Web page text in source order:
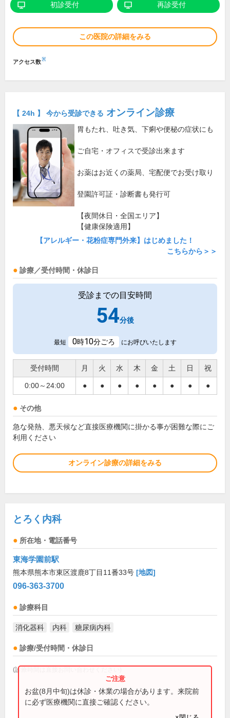
初診受付 再診受付
この医院の詳細をみる
アクセス数※
【 24h 】 今から受診できる オンライン診療
胃もたれ、吐き気、下痢や便秘の症状にも
ご自宅・オフィスで受診出来ます
お薬はお近くの薬局、宅配便でお受け取り
登園許可証・診断書も発行可
【夜間休日・全国エリア】
【健康保険適用】
【アレルギー・花粉症専門外来】はじめました！
こちらから＞＞
診療／受付時間・休診日
受診までの目安時間
54分後
最短 0時10分ごろ にお呼びいたします
受付時間 月 火 水 木 金 土 日 祝
0:00～24:00 ● ● ● ● ● ● ● ●
その他
急な発熱、悪天候など直接医療機関に掛かる事が困難な際にご
利用ください
オンライン診療の詳細をみる
とろく内科
所在地・電話番号
東海学園前駅
熊本県熊本市東区渡鹿8丁目11番33号 [地図]
096-363-3700
診療科目
消化器科 内科 糖尿病内科
診療/受付時間・休診日
(診療時間は直接お問い合わせください)
お盆(8月中旬)は休診・休業の場合があります。来院前
に必ず医療機関に直接ご確認ください。